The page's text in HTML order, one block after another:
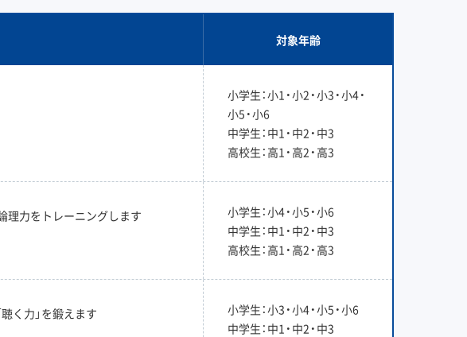
対象年齢
小学生：小1・小2・小3・小4・
小5・小6
中学生：中1・中2・中3
高校生：高1・高2・高3
理力をトレーニングします
小学生：小4・小5・小6
中学生：中1・中2・中3
高校生：高1・高2・高3
く力」を鍛えます
小学生：小3・小4・小5・小6
中学生：中1・中2・中3